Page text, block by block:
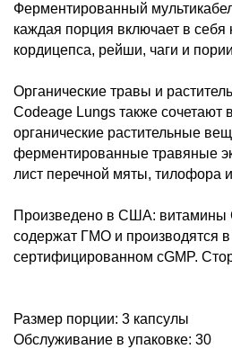
Ферментированный
каждая порция включает в себя
кордицепса, рейши, чаги и
Органические травы и
Codeage Lungs также сочетают
органические растительные
ферментированные травяные
лист перечной мяты, тилофора
Произведено в США: витамины
содержат ГМО и производятся
сертифицированном cGMP.
Размер порции: 3 капсулы
Обслуживание в упаковке: 30